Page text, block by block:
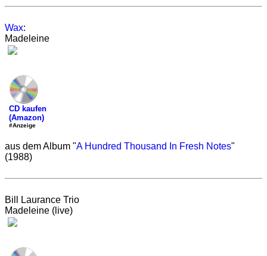
Wax:
Madeleine
CD kaufen
(Amazon)
#Anzeige
aus dem Album "A Hundred Thousand In Fresh Notes"
(1988)
Bill Laurance Trio
Madeleine (live)